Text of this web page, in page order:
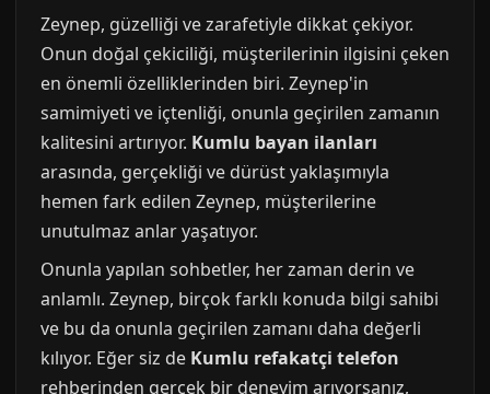
Zeynep, güzelliği ve zarafetiyle dikkat çekiyor.
Onun doğal çekiciliği, müşterilerinin ilgisini çeken
en önemli özelliklerinden biri. Zeynep'in
samimiyeti ve içtenliği, onunla geçirilen zamanın
kalitesini artırıyor. Kumlu bayan ilanları
arasında, gerçekliği ve dürüst yaklaşımıyla
hemen fark edilen Zeynep, müşterilerine
unutulmaz anlar yaşatıyor.
Onunla yapılan sohbetler, her zaman derin ve
anlamlı. Zeynep, birçok farklı konuda bilgi sahibi
ve bu da onunla geçirilen zamanı daha değerli
kılıyor. Eğer siz de Kumlu refakatçi telefon
rehberinden gerçek bir deneyim arıyorsanız,